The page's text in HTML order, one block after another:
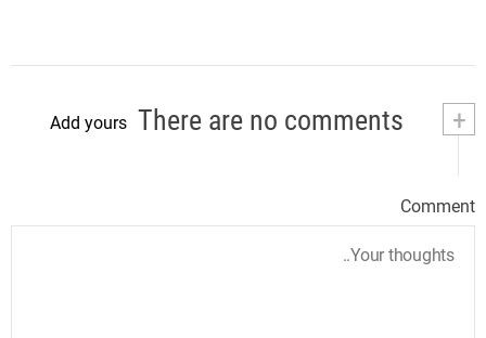
+
Add yours
Comment